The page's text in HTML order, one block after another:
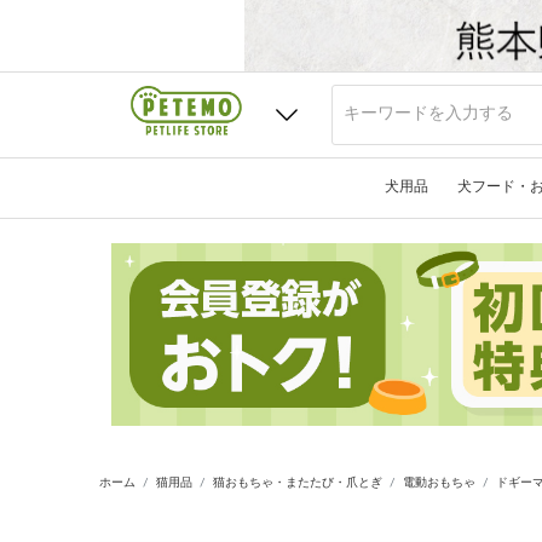
犬用品 犬フード・
ホーム 猫用品 猫おもちゃ・またたび・爪とぎ 電動おもちゃ ドギー